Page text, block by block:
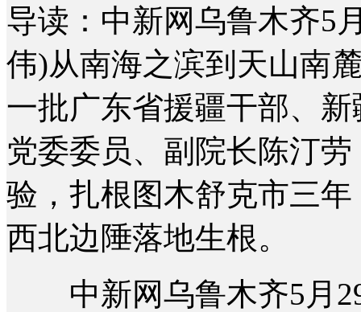
导读：中新网乌鲁木齐5
伟)从南海之滨到天山南
一批广东省援疆干部、
党委委员、副院长陈汀
验，扎根图木舒克市三
西北边陲落地生根。
中新网乌鲁木齐5月29